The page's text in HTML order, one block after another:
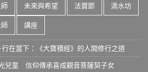
未來與希望 法寶節 滴水坊
講座
在當下：《大寶積經》的人間修行之道
兒童 信仰傳承喜成觀音菩薩契子女